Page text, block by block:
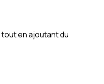
en ajoutant du